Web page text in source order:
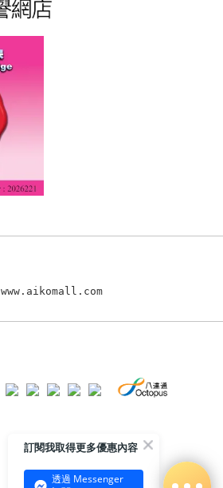
www.aikomall.com
訂閱我取得更多優惠內容
透過 Messenger